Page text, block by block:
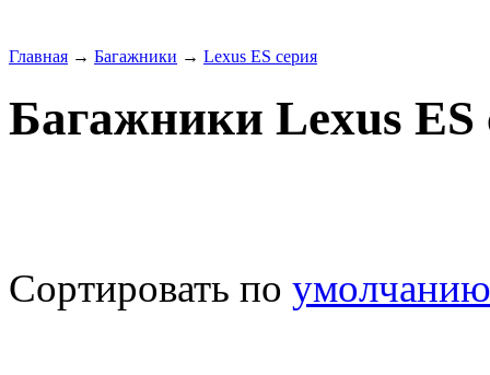
Главная → Багажники → Lexus ES серия
Багажники Lexus ES
Сортировать по умолчанию